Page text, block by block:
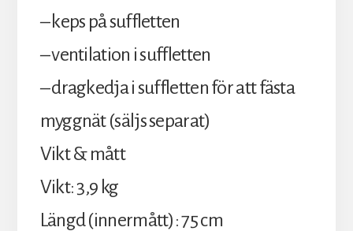
– keps på suffletten
– ventilation i suffletten
– dragkedja i suffletten för att fästa
myggnät (säljs separat)
Vikt & mått
Vikt: 3,9 kg
Längd (innermått): 75 cm